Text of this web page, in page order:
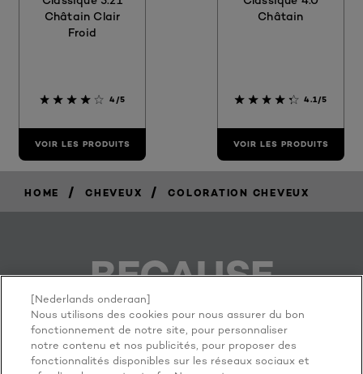
Châtain Clair
Froid
4/5
VOIR LES PRODUITS
Châtain
4.1/5
VOIR LES PRODUITS
HOME / CHEVEUX / COLORATION CHEVEUX
BECAUSE
YOU'RE
WORTH IT
[Nederlands onderaan]
Nous utilisons des cookies pour nous assurer du bon
fonctionnement de notre site, pour personnaliser
notre contenu et nos publicités, pour proposer des
fonctionnalités disponibles sur les réseaux sociaux et